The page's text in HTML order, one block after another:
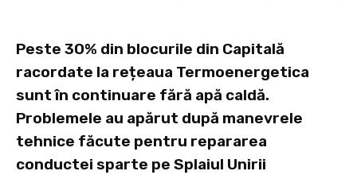
Peste 30% din blocurile din Capitală
racordate la rețeaua Termoenergetica
sunt în continuare fără apă caldă.
Problemele au apărut după manevrele
tehnice făcute pentru repararea
conductei sparte pe Splaiul Unirii